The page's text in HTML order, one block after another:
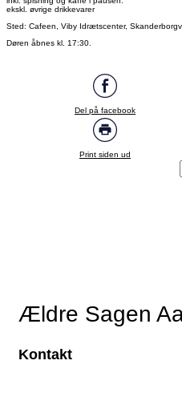
ekskl. øvrige drikkevarer
Sted: Cafeen, Viby Idrætscenter,
Døren åbnes kl. 17:30.
Del på facebook
Print siden ud
Ældre Sagen
Kontakt